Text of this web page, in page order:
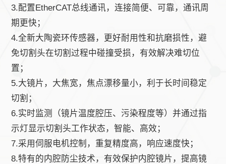
3.配置EtherCAT总线通讯，连接简便、可靠，通讯周
期更快；
4.全新大陶瓷环传感器，更好耐用性和抗磨损性，避
免切割头在切割过程中碰撞受损，有效解决难切位
置；
5.大镜片，大焦宽，焦点漂移量小，利于长时间稳定
切割；
6.实时监测（镜片温度腔压、污染程度等）并通过指
示灯显示切割头工作状态，智能、高效；
7.采用伺服电机控制，重复精度高，响应速度快；
8.特有的内腔防尘技术，有效保护内腔镜片，提高镜